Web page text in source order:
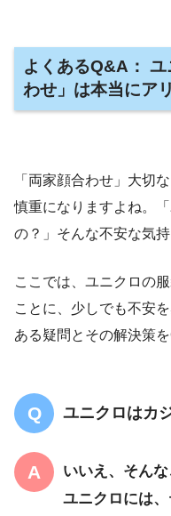
よくあるQ&A ： ユ
わせ」は本当にア
「両家顔合わせ」大切
慎重になりますよね。
の？」そんな不安な気
ここでは、ユニクロの
ことに、少しでも不安
ある疑問とその解決策
ユニクロはカ
いいえ、そん
ユニクロには